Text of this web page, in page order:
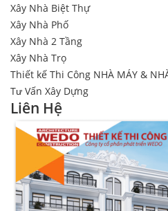
Xây Nhà Biệt Thự
Xây Nhà Phố
Xây Nhà 2 Tầng
Xây Nhà Trọ
Thiết kế Thi Công NHÀ MÁY &
Tư Vấn Xây Dựng
Liên Hệ